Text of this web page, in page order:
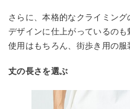
さらに、本格的なクライミン
デザインに仕上がっているの
使用はもちろん、街歩き用の服
丈の長さを選ぶ